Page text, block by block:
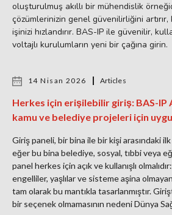
oluşturulmuş akıllı bir mühendislik
çözümlerinizin genel güvenilirliğini artırır,
işinizi hızlandırır. BAS-IP ile güvenilir,
voltajlı kurulumların yeni bir çağına girin.
14 Nisan 2026 Articles
Herkes için erişilebilir giriş: BAS-IP
kamu ve belediye projeleri için
Giriş paneli, bir bina ile bir kişi arasındaki
eğer bu bina belediye, sosyal, tıbbi veya
panel herkes için açık ve kullanışlı
engelliler, yaşlılar ve sisteme aşina
tam olarak bu mantıkla tasarlanmıştır.
bir seçenek olmamasının nedeni Dünya